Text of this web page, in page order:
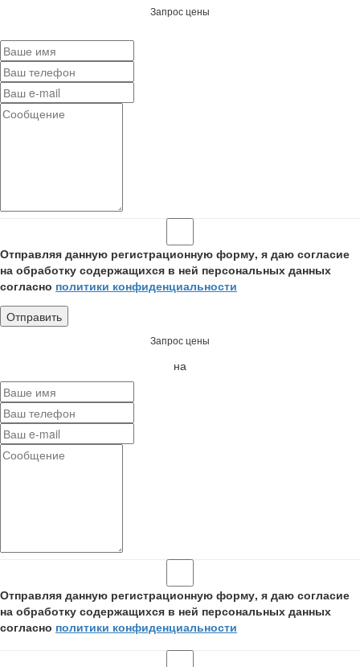
Запрос цены
Отправляя данную регистрационную форму, я даю согласие
на обработку содержащихся в ней персональных данных
согласно политики конфиденциальности
Запрос цены
на
Отправляя данную регистрационную форму, я даю согласие
на обработку содержащихся в ней персональных данных
согласно политики конфиденциальности